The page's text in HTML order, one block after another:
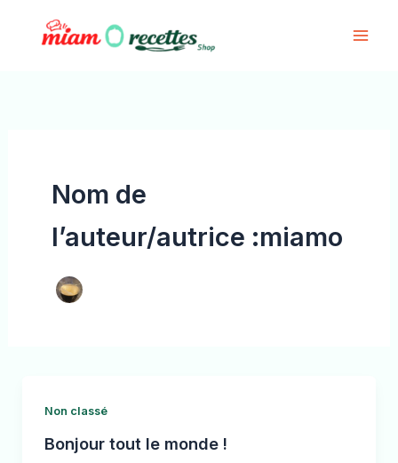
Nom de
l’auteur/autrice :miamo
Non classé
Bonjour tout le monde !